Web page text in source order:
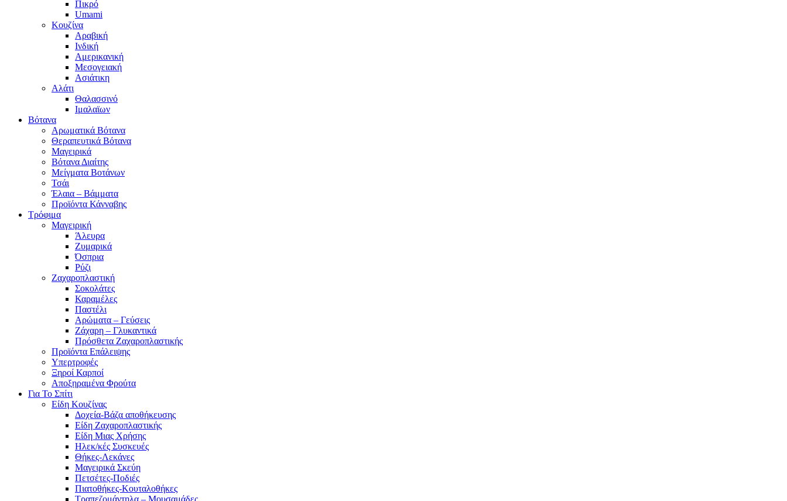
Πικρό
Umami
Κουζίνα
Αραβική
Ινδική
Αμερικανική
Μεσογειακή
Ασιάτικη
Αλάτι
Θαλασσινό
Ιμαλαϊων
Βότανα
Αρωματικά Βότανα
Θεραπευτικά Βότανα
Μαγειρικά
Βότανα Διαίτης
Μείγματα Βοτάνων
Τσάι
Έλαια – Βάμματα
Προϊόντα Κάνναβης
Τρόφιμα
Μαγειρική
Άλευρα
Ζυμαρικά
Όσπρια
Ρύζι
Ζαχαροπλαστική
Σοκολάτες
Καραμέλες
Παστέλι
Αρώματα – Γεύσεις
Ζάχαρη – Γλυκαντικά
Πρόσθετα Ζαχαροπλαστικής
Προϊόντα Επάλειψης
Υπερτροφές
Ξηροί Καρποί
Αποξηραμένα Φρούτα
Για Το Σπίτι
Είδη Κουζίνας
Δοχεία-Βάζα αποθήκευσης
Είδη Ζαχαροπλαστικής
Είδη Μιας Χρήσης
Ηλεκ/κές Συσκευές
Θήκες-Λεκάνες
Μαγειρικά Σκεύη
Πετσέτες-Ποδιές
Πιατοθήκες-Κουταλοθήκες